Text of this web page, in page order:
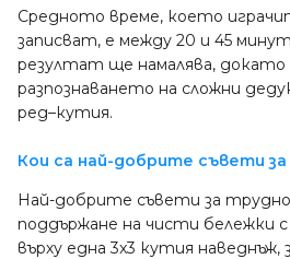
Средното време, което
записват, е между 20 и 45
резултат ще намалява,
разпознаването на сложни
ред–кутия.
Кои са най-добрите съвети
Най-добрите съвети за
поддържане на чисти бележки
върху една 3x3 кутия